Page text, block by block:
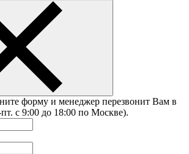
форму и менеджер перезвонит Вам в
с 9:00 до 18:00 по Москве).